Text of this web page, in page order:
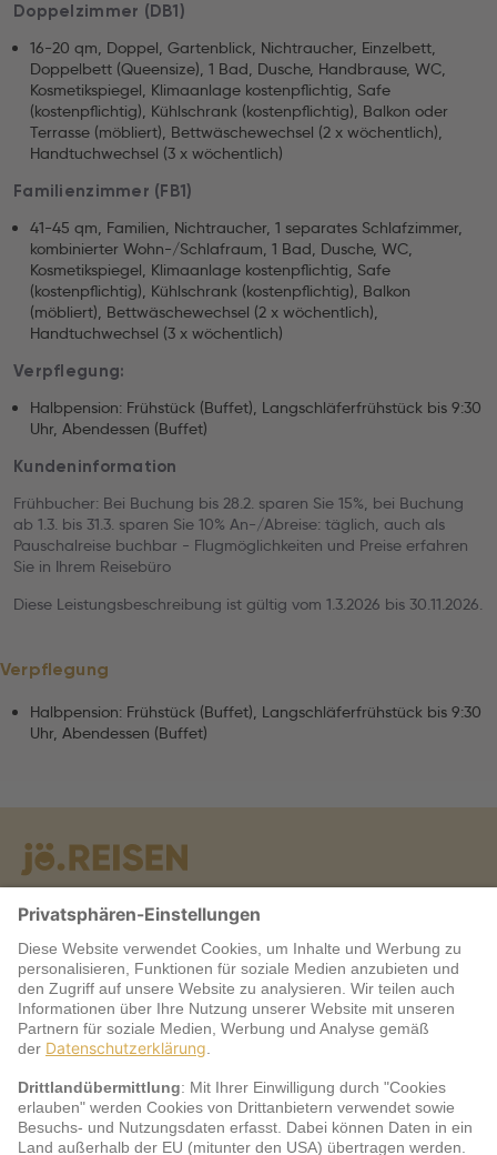
Doppelzimmer (DB1)
16-20 qm, Doppel, Gartenblick, Nichtraucher, Einzelbett,
Doppelbett (Queensize), 1 Bad, Dusche, Handbrause, WC,
Kosmetikspiegel, Klimaanlage kostenpflichtig, Safe
(kostenpflichtig), Kühlschrank (kostenpflichtig), Balkon oder
Terrasse (möbliert), Bettwäschewechsel (2 x wöchentlich),
Handtuchwechsel (3 x wöchentlich)
Familienzimmer (FB1)
41-45 qm, Familien, Nichtraucher, 1 separates Schlafzimmer,
kombinierter Wohn-/Schlafraum, 1 Bad, Dusche, WC,
Kosmetikspiegel, Klimaanlage kostenpflichtig, Safe
(kostenpflichtig), Kühlschrank (kostenpflichtig), Balkon
(möbliert), Bettwäschewechsel (2 x wöchentlich),
Handtuchwechsel (3 x wöchentlich)
Verpflegung:
Halbpension: Frühstück (Buffet), Langschläferfrühstück bis 9:30
Uhr, Abendessen (Buffet)
Kundeninformation
Frühbucher: Bei Buchung bis 28.2. sparen Sie 15%, bei Buchung
ab 1.3. bis 31.3. sparen Sie 10% An-/Abreise: täglich, auch als
Pauschalreise buchbar - Flugmöglichkeiten und Preise erfahren
Sie in Ihrem Reisebüro
Diese Leistungsbeschreibung ist gültig vom 1.3.2026 bis 30.11.2026.
Verpflegung
Halbpension: Frühstück (Buffet), Langschläferfrühstück bis 9:30
Uhr, Abendessen (Buffet)
Warum jö?
Service
jö Bonus Club Partner